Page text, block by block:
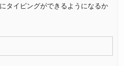
タイピングができるようになるか